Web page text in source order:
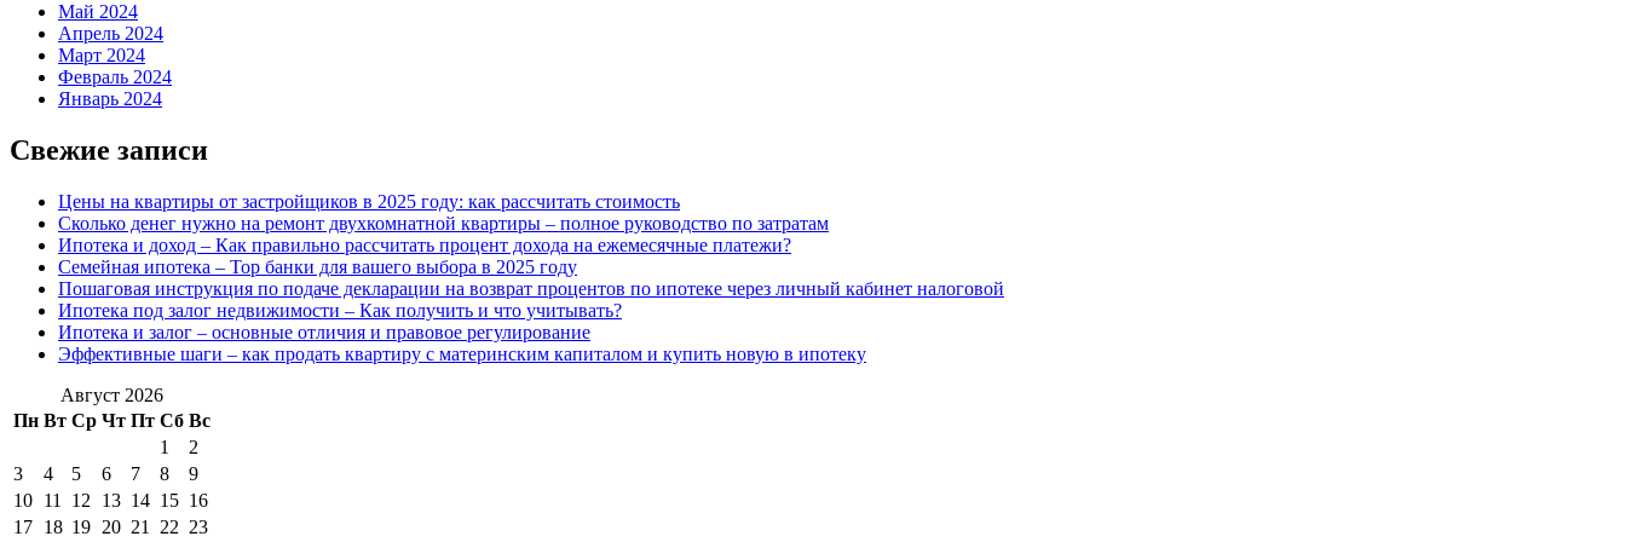
Май 2024
Апрель 2024
Март 2024
Февраль 2024
Январь 2024
Свежие записи
Цены на квартиры от застройщиков в 2025 году: как рассчитать стоимость
Сколько денег нужно на ремонт двухкомнатной квартиры – полное руководство по затратам
Ипотека и доход – Как правильно рассчитать процент дохода на ежемесячные платежи?
Семейная ипотека – Top банки для вашего выбора в 2025 году
Пошаговая инструкция по подаче декларации на возврат процентов по ипотеке через личный кабинет налоговой
Ипотека под залог недвижимости – Как получить и что учитывать?
Ипотека и залог – основные отличия и правовое регулирование
Эффективные шаги – как продать квартиру с материнским капиталом и купить новую в ипотеку
Август 2026
Пн Вт Ср Чт Пт Сб Вс
1
2
3
4 5 6 7 8
9
10 11 12 13 14 15 16
17 18 19 20 21 22 23